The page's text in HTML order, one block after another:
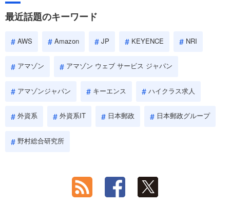
最近話題のキーワード
AWS Amazon JP KEYENCE NRI
アマゾン アマゾン ウェブ サービス ジャパン
アマゾンジャパン キーエンス ハイクラス求人
外資系 外資系IT 日本郵政 日本郵政グループ
野村総合研究所